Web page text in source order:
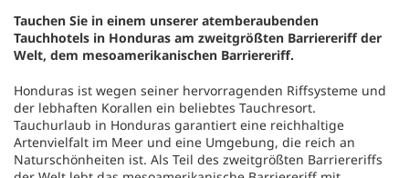
Tauchen Sie in einem unserer atemberaubenden
Tauchhotels in Honduras am zweitgrößten Barriereriff der
Welt, dem mesoamerikanischen Barriereriff.
Honduras ist wegen seiner hervorragenden Riffsysteme und
der lebhaften Korallen ein beliebtes Tauchresort.
Tauchurlaub in Honduras garantiert eine reichhaltige
Artenvielfalt im Meer und eine Umgebung, die reich an
Naturschönheiten ist. Als Teil des zweitgrößten Barriereriffs